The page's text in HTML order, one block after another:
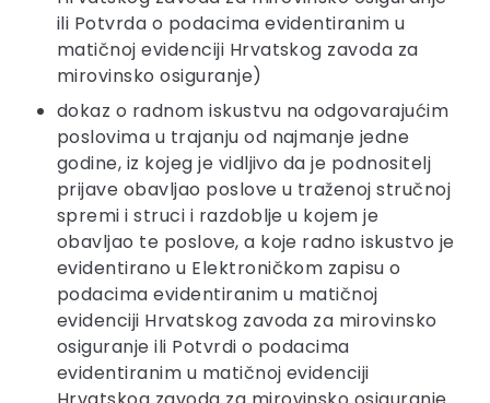
ili Potvrda o podacima evidentiranim u
matičnoj evidenciji Hrvatskog zavoda za
mirovinsko osiguranje)
dokaz o radnom iskustvu na odgovarajućim
poslovima u trajanju od najmanje jedne
godine, iz kojeg je vidljivo da je podnositelj
prijave obavljao poslove u traženoj stručnoj
spremi i struci i razdoblje u kojem je
obavljao te poslove, a koje radno iskustvo je
evidentirano u Elektroničkom zapisu o
podacima evidentiranim u matičnoj
evidenciji Hrvatskog zavoda za mirovinsko
osiguranje ili Potvrdi o podacima
evidentiranim u matičnoj evidenciji